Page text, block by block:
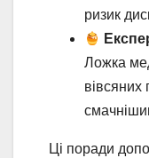
ризик
Ложка
вівсяних
Ці поради